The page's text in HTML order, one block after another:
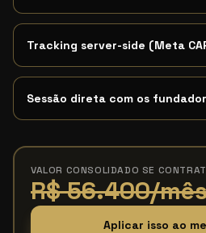
Tracking server-side (Meta
Sessão direta com os
VALOR CONSOLIDADO SE
R$ 56.400/
Aplicar isso ao